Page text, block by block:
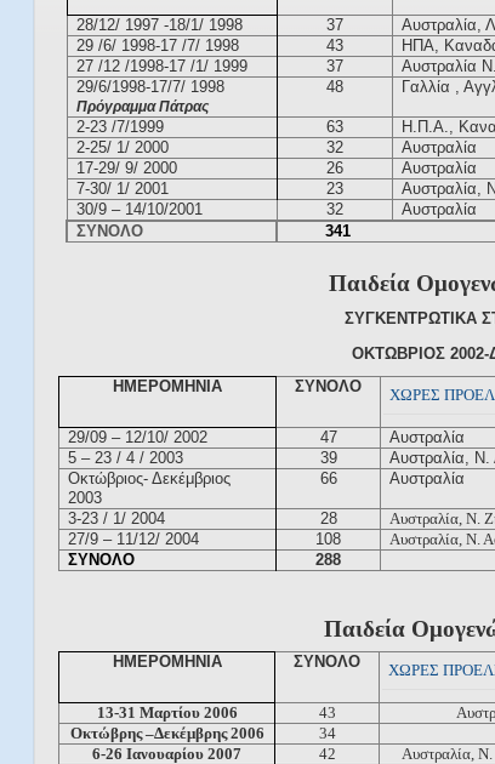
28/12/ 1997 -18/1/ 1998
37
Αυστραλία,
29 /6/ 1998-17 /7/ 1998
43
ΗΠΑ,
27 /12 /1998-17 /1/ 1999
37
Αυστραλία
29/6/1998-17/7/ 1998
Πρόγραμμα Πάτρας
48 Γαλλία ,
2-23 /7/1999 63
Η.Π.Α.,
2-25/ 1/ 2000
32
Αυστραλία
17-29/ 9/ 2000
26
Αυστραλία
7-30/ 1/ 2001
23
Αυστραλία,
30/9 – 14/10/2001
32
Αυστραλία
ΣΥΝΟΛΟ
341
Παιδεία
ΣΥΓΚΕΝΤΡΩΤΙΚΑ
ΟΚΤΩΒΡΙΟΣ
ΗΜΕΡΟΜΗΝΙΑ
ΣΥΝΟΛΟ ΧΩΡΕΣ
29/09 – 12/10/ 2002 47
Αυστραλία
5 – 23 / 4 / 2003
39
Αυστραλία, Ν.
Οκτώβριος- Δεκέμβριος
2003
66 Αυστραλία
3-23 / 1/ 2004 28
Αυστραλία, Ν.
27/9 – 11/12/ 2004
108
Αυστραλία, Ν.
ΣΥΝΟΛΟ
288
Παιδεία
ΗΜΕΡΟΜΗΝΙΑ ΣΥΝΟΛΟ ΧΩΡΕΣ
13-31 Μαρτίου 2006 43
Οκτώβρης –Δεκέμβρης 2006
34
6-26 Ιανουαρίου 2007
42
Αυστραλία, Ν.